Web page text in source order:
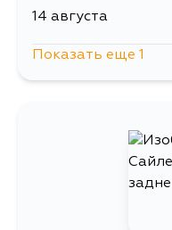
14 августа
Показать еще 1